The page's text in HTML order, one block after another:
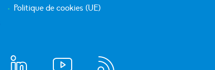
Politique de cookies (UE)